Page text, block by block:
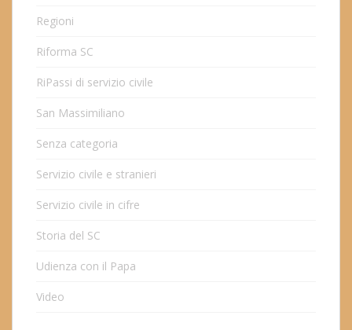
Regioni
Riforma SC
RiPassi di servizio civile
San Massimiliano
Senza categoria
Servizio civile e stranieri
Servizio civile in cifre
Storia del SC
Udienza con il Papa
Video